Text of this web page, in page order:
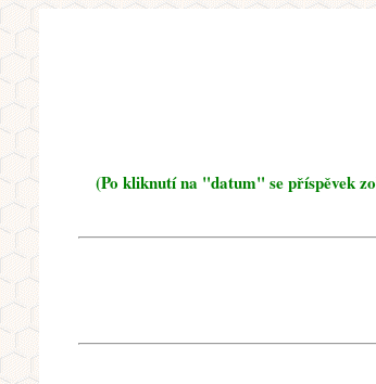
(Po kliknutí na "datum" se příspěvek